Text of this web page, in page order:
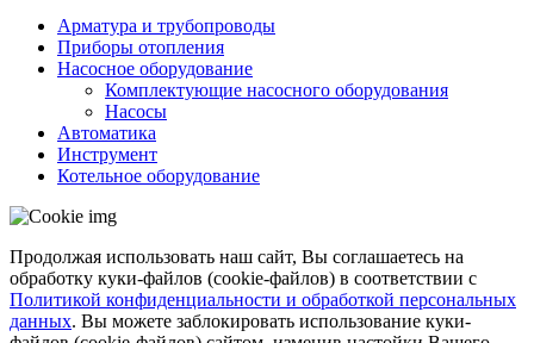
Арматура и трубопроводы
Приборы отопления
Насосное оборудование
Комплектующие насосного оборудования
Насосы
Автоматика
Инструмент
Котельное оборудование
Продолжая использовать наш сайт, Вы соглашаетесь на
обработку куки-файлов (cookie-файлов) в соответствии с
Политикой конфиденциальности и обработкой персональных
данных. Вы можете заблокировать использование куки-